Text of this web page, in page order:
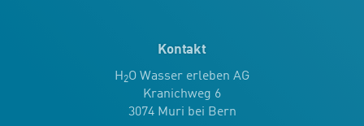
Kontakt
H2O Wasser erleben AG
Kranichweg 6
3074 Muri bei Bern